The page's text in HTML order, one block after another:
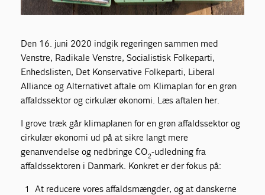
Den 16. juni 2020 indgik regeringen sammen med
Venstre, Radikale Venstre, Socialistisk Folkeparti,
Enhedslisten, Det Konservative Folkeparti, Liberal
Alliance og Alternativet aftale om Klimaplan for en grøn
affaldssektor og cirkulær økonomi. Læs aftalen her.
I grove træk går klimaplanen for en grøn affaldssektor og
cirkulær økonomi ud på at sikre langt mere
genanvendelse og nedbringe CO2-udledning fra
affaldssektoren i Danmark. Konkret er der fokus på:
At reducere vores affaldsmængder, og at danskerne